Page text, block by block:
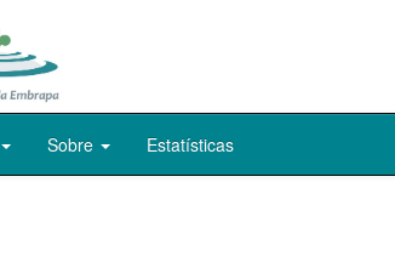
Sobre Estatísticas